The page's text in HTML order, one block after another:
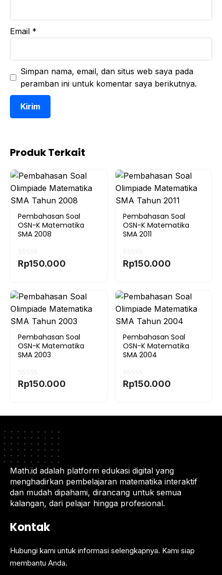
Email *
Simpan nama, email, dan situs web saya pada
peramban ini untuk komentar saya berikutnya.
Produk Terkait
Pembahasan Soal
OSN-K Matematika
SMA 2008
0
o
f
5
Rp150.000
Pembahasan Soal
OSN-K Matematika
SMA 2011
0
o
f
5
Rp150.000
Pembahasan Soal
OSN-K Matematika
SMA 2003
0
o
f
Rp150.000
Pembahasan Soal
OSN-K Matematika
SMA 2004
0
o
f
Rp150.000
Math.id adalah platform edukasi digital yang
menghadirkan pembelajaran matematika interaktif
dan mudah dipahami, dirancang untuk semua
kalangan, dari pelajar hingga profesional.
Kontak
Hubungi kami untuk informasi selengkapnya. Kami siap
membantu Anda.